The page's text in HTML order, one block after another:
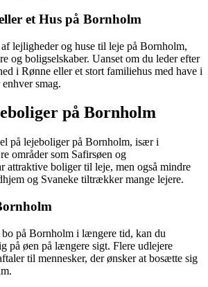
et Hus på Bornholm
lejligheder og huse til leje på Bornholm,
og boligselskaber. Uanset om du leder efter
i Rønne eller et stort familiehus med have i
smag.
på Bornholm
på lejeboliger på Bornholm, især i
områder som Safirsøen og
attraktive boliger til leje, men også mindre
og Svaneke tiltrækker mange lejere.
på Bornholm i længere tid, kan du
på øen på længere sigt. Flere udlejere
til mennesker, der ønsker at bosætte sig